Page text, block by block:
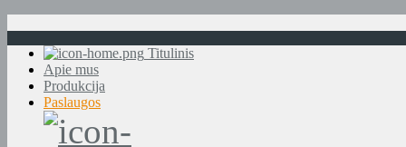
Titulinis
Apie mus
Produkcija
Paslaugos